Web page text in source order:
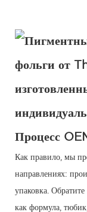
Процесс
Как правило, мы
направлениях:
упаковка.
как формула,